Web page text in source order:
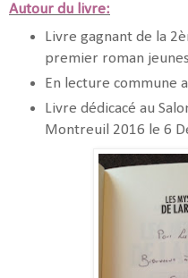
Autour du livre:
Livre gagnant de la
premier roman
En lecture commune
Livre dédicacé au
Montreuil 2016 le 6